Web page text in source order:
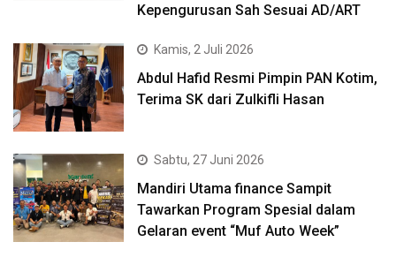
Kepengurusan Sah Sesuai AD/ART
Kamis, 2 Juli 2026
Abdul Hafid Resmi Pimpin PAN Kotim,
Terima SK dari Zulkifli Hasan
Sabtu, 27 Juni 2026
Mandiri Utama finance Sampit
Tawarkan Program Spesial dalam
Gelaran event “Muf Auto Week”